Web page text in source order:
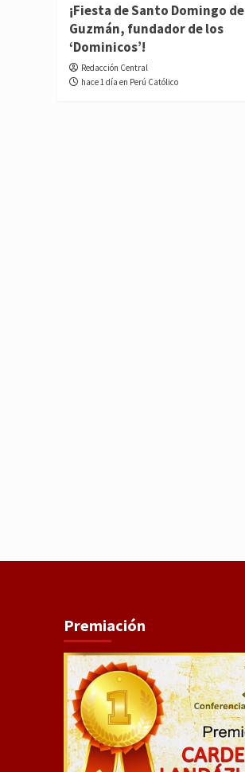
¡Fiesta de Santo Domingo de
Guzmán, fundador de los
‘Dominicos’!
Redacción Central
hace 1 día en Perú Católico
Premiación